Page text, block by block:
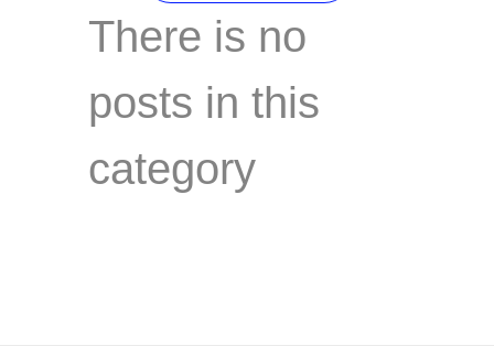
There is no
posts in this
category